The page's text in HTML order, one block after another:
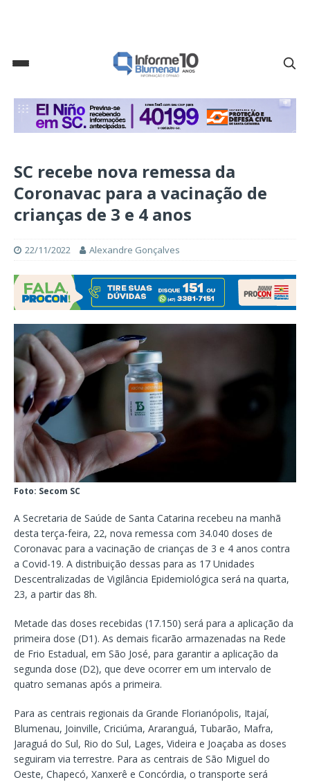
SC recebe nova remessa da
Coronavac para a vacinação de
crianças de 3 e 4 anos
22/11/2022 Alexandre Gonçalves
Foto: Secom SC
A Secretaria de Saúde de Santa Catarina recebeu na manhã
desta terça-feira, 22, nova remessa com 34.040 doses de
Coronavac para a vacinação de crianças de 3 e 4 anos contra
a Covid-19. A distribuição dessas para as 17 Unidades
Descentralizadas de Vigilância Epidemiológica será na quarta,
23, a partir das 8h.
Metade das doses recebidas (17.150) será para a aplicação da
primeira dose (D1). As demais ficarão armazenadas na Rede
de Frio Estadual, em São José, para garantir a aplicação da
segunda dose (D2), que deve ocorrer em um intervalo de
quatro semanas após a primeira.
Para as centrais regionais da Grande Florianópolis, Itajaí,
Blumenau, Joinville, Criciúma, Araranguá, Tubarão, Mafra,
Jaraguá do Sul, Rio do Sul, Lages, Videira e Joaçaba as doses
seguiram via terrestre. Para as centrais de São Miguel do
Oeste, Chapecó, Xanxerê e Concórdia, o transporte será